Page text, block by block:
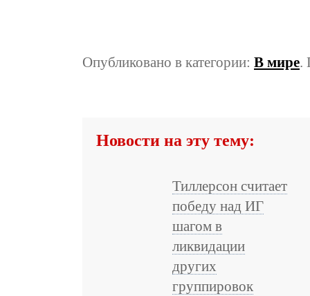
Опубликовано в категории: В мире.
Новости на эту тему:
Тиллерсон считает
победу над ИГ
шагом в
ликвидации
других
группировок